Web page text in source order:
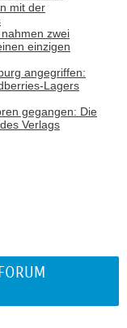
mit der
zwei
einzigen
angegriffen:
Lagers
gegangen: Die
Verlags